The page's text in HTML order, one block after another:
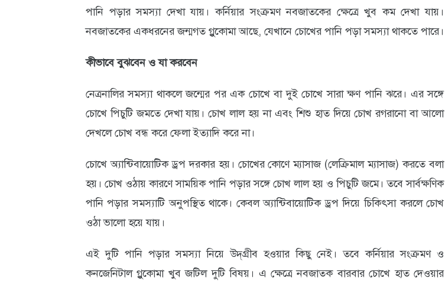
পানি পড়ার সমস্যা দেখা যায়। কর্নিয়ার সংক্রমণ নবজাতকের ক্ষেত্রে খুব কম দেখা যায়।
নবজাতকের একধরনের জন্মগত গ্লুকোমা আছে, যেখানে চোখের পানি পড়া সমস্যা থাকতে পারে।
কীভাবে বুঝবেন ও যা করবেন
নেত্রনালির সমস্যা থাকলে জন্মের পর এক চোখে বা দুই চোখে সারা ক্ষণ পানি ঝরে। এর সঙ্গে
চোখে পিচুটি জমতে দেখা যায়। চোখ লাল হয় না এবং শিশু হাত দিয়ে চোখ রগরানো বা আলো
দেখলে চোখ বন্ধ করে ফেলা ইত্যাদি করে না।
চোখে অ্যান্টিবায়োটিক ড্রপ দরকার হয়। চোখের কোণে ম্যাসাজ (লেক্রিমাল ম্যাসাজ) করতে বলা
হয়। চোখ ওঠায় কারণে সাময়িক পানি পড়ার সঙ্গে চোখ লাল হয় ও পিচুটি জমে। তবে সার্বক্ষণিক
পানি পড়ার সমস্যাটি অনুপস্থিত থাকে। কেবল অ্যান্টিবায়োটিক ড্রপ দিয়ে চিকিৎসা করলে চোখ
ওঠা ভালো হয়ে যায়।
এই দুটি পানি পড়ার সমস্যা নিয়ে উদ্‌গ্রীব হওয়ার কিছু নেই। তবে কর্নিয়ার সংক্রমণ ও
কনজেনিটাল গ্লুকোমা খুব জটিল দুটি বিষয়। এ ক্ষেত্রে নবজাতক বারবার চোখে হাত দেওয়ার